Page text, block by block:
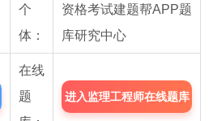
个
体：
资格考试建题帮APP题
库研究中心
在线
题
进入监理工程师在线题库